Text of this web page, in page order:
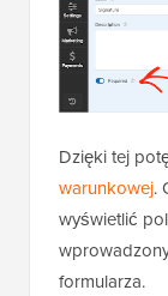
Dzięki tej
warunkowej.
wyświetlić
formularza.